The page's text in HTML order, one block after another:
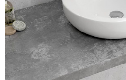
ΑΜΕΑ
ΕΠΙΠΛΑ ΜΠΑΝΙΟΥ
ΠΟΡΤΕΣ